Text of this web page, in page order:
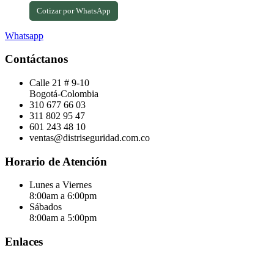
Cotizar por WhatsApp
Whatsapp
Contáctanos
Calle 21 # 9-10
Bogotá-Colombia
310 677 66 03
311 802 95 47
601 243 48 10
ventas@distriseguridad.com.co
Horario de Atención
Lunes a Viernes
8:00am a 6:00pm
Sábados
8:00am a 5:00pm
Enlaces